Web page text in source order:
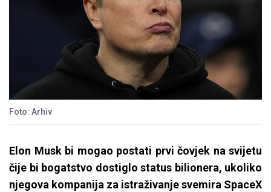
Foto: Arhiv
Elon Musk bi mogao postati prvi čovjek na svijetu
čije bi bogatstvo dostiglo status bilionera, ukoliko
njegova kompanija za istraživanje svemira SpaceX